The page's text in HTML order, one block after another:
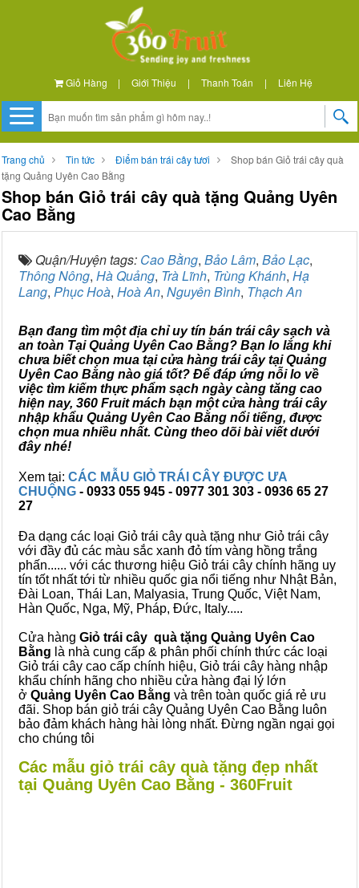
Giỏ Hàng | Giới Thiệu | Thanh Toán | Liên Hệ
Trang chủ Tin tức Điểm bán trái cây tươi
Shop bán Giỏ trái cây quà
tặng Quảng Uyên Cao Bằng
Shop bán Giỏ trái cây quà tặng Quảng Uyên
Cao Bằng
Quận/Huyện tags: Cao Bằng, Bảo Lâm, Bảo Lạc,
Thông Nông, Hà Quảng, Trà Lĩnh, Trùng Khánh, Hạ
Lang, Phục Hoà, Hoà An, Nguyên Bình, Thạch An
Bạn đang tìm một địa chỉ uy tín bán trái cây sạch và
an toàn Tại Quảng Uyên Cao Bằng? Bạn lo lắng khi
chưa biết chọn mua tại cửa hàng trái cây tại Quảng
Uyên Cao Bằng nào giá tốt? Để đáp ứng nỗi lo về
việc tìm kiếm thực phẩm sạch ngày càng tăng cao
hiện nay, 360 Fruit mách bạn một cửa hàng trái cây
nhập khẩu Quảng Uyên Cao Bằng nổi tiếng, được
chọn mua nhiều nhất. Cùng theo dõi bài viết dưới
đây nhé!
Xem tại: CÁC MẪU GIỎ TRÁI CÂY ĐƯỢC ƯA
CHUỘNG - 0933 055 945 - 0977 301 303 - 0936 65 27
27
Đa dạng các loại Giỏ trái cây quà tặng như Giỏ trái cây
với đầy đủ các màu sắc xanh đỏ tím vàng hồng trắng
phấn...... với các thương hiệu Giỏ trái cây chính hãng uy
tín tốt nhất tới từ nhiều quốc gia nổi tiếng như Nhật Bản,
Đài Loan, Thái Lan, Malyasia, Trung Quốc, Việt Nam,
Hàn Quốc, Nga, Mỹ, Pháp, Đức, Italy.....
Cửa hàng Giỏ trái cây quà tặng Quảng Uyên Cao
Bằng là nhà cung cấp & phân phối chính thức các loại
Giỏ trái cây cao cấp chính hiệu, Giỏ trái cây hàng nhập
khẩu chính hãng cho nhiều cửa hàng đại lý lớn
ở Quảng Uyên Cao Bằng và trên toàn quốc giá rẻ ưu
đãi. Shop bán giỏ trái cây Quảng Uyên Cao Bằng luôn
bảo đảm khách hàng hài lòng nhất. Đừng ngần ngại gọi
cho chúng tôi
Các mẫu giỏ trái cây quà tặng đẹp nhất
tại Quảng Uyên Cao Bằng - 360Fruit